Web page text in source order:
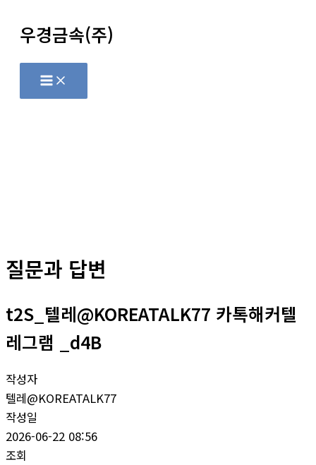
우경금속(주)
Main
Menu
질문과 답변
t2S_텔레@KOREATALK77 카톡해커텔
레그램 _d4B
작성자
텔레@KOREATALK77
작성일
2026-06-22 08:56
조회